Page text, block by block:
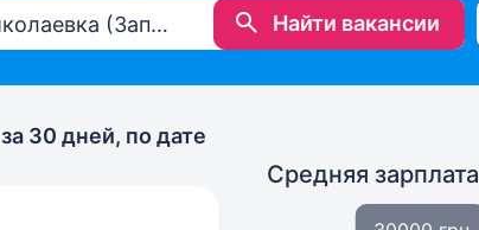
Найти вакансии
за 30 дней, по дате
Средняя зарплата